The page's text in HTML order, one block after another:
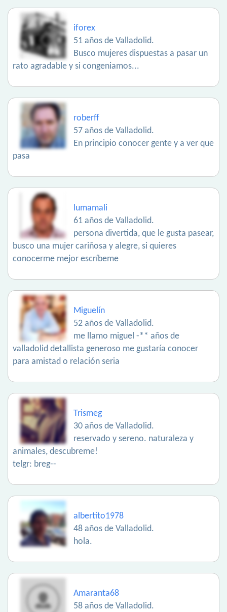
iforex
51 años de Valladolid.
Busco mujeres dispuestas a pasar un
rato agradable y si congeniamos...
roberff
57 años de Valladolid.
En principio conocer gente y a ver que
pasa
lumamali
61 años de Valladolid.
persona divertida, que le gusta pasear,
busco una mujer cariñosa y alegre, si quieres
conocerme mejor escríbeme
Miguelín
52 años de Valladolid.
me llamo miguel -** años de
valladolid detallista generoso me gustaría conocer
para amistad o relación seria
Trismeg
30 años de Valladolid.
reservado y sereno. naturaleza y
animales, descubreme!
telgr: breg--
albertito1978
48 años de Valladolid.
hola.
Amaranta68
58 años de Valladolid.